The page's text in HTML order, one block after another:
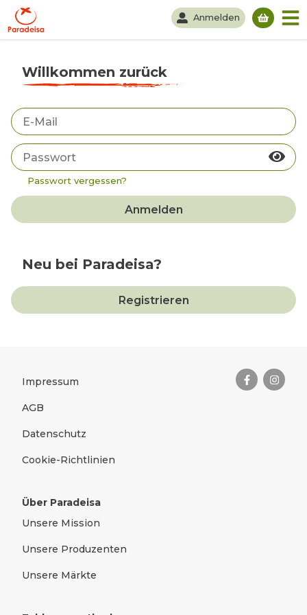
Anmelden
Willkommen zurück
Passwort vergessen?
Anmelden
Neu bei Paradeisa?
Registrieren
Rechtliches
Impressum
AGB
Datenschutz
Cookie-Richtlinien
Über Paradeisa
Unsere Mission
Unsere Produzenten
Unsere Märkte